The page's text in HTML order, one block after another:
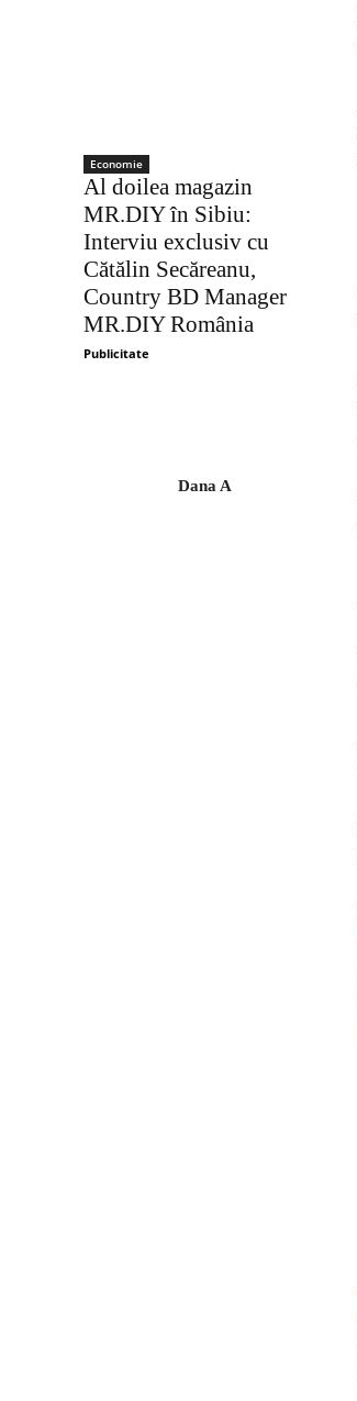
Economie
Al doilea magazin
MR.DIY în Sibiu:
Interviu exclusiv cu
Cătălin Secăreanu,
Country BD Manager
MR.DIY România
Publicitate
Dana A